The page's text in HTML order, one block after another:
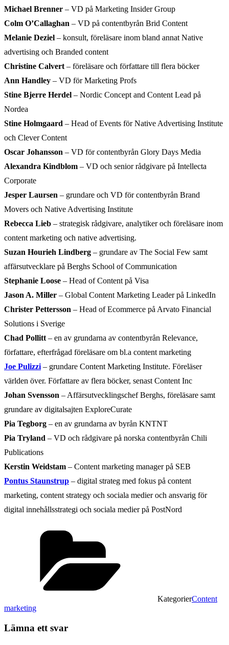
Michael Brenner – VD på Marketing Insider Group
Colm O’Callaghan – VD på contentbyrån Brid Content
Melanie Deziel – konsult, föreläsare inom bland annat Native
advertising och Branded content
Christine Calvert – föreläsare och författare till flera böcker
Ann Handley – VD för Marketing Profs
Stine Bjerre Herdel – Nordic Concept and Content Lead på
Nordea
Stine Holmgaard – Head of Events för Native Advertising Institute
och Clever Content
Oscar Johansson – VD för contentbyrån Glory Days Media
Alexandra Kindblom – VD och senior rådgivare på Intellecta
Corporate
Jesper Laursen – grundare och VD för contentbyrån Brand
Movers och Native Advertising Institute
Rebecca Lieb – strategisk rådgivare, analytiker och föreläsare inom
content marketing och native advertising.
Suzan Hourieh Lindberg – grundare av The Social Few samt
affärsutvecklare på Berghs School of Communication
Stephanie Loose – Head of Content på Visa
Jason A. Miller – Global Content Marketing Leader på LinkedIn
Christer Pettersson – Head of Ecommerce på Arvato Financial
Solutions i Sverige
Chad Pollitt – en av grundarna av contentbyrån Relevance,
författare, efterfrågad föreläsare om bl.a content marketing
Joe Pulizzi – grundare Content Marketing Institute. Föreläser
världen över. Författare av flera böcker, senast Content Inc
Johan Svensson – Affärsutvecklingschef Berghs, föreläsare samt
grundare av digitalsajten ExploreCurate
Pia Tegborg – en av grundarna av byrån KNTNT
Pia Tryland – VD och rådgivare på norska contentbyrån Chili
Publications
Kerstin Weidstam – Content marketing manager på SEB
Pontus Staunstrup – digital strateg med fokus på content
marketing, content strategy och sociala medier och ansvarig för
digital innehållsstrategi och sociala medier på PostNord
KategorierContent
marketing
Lämna ett svar